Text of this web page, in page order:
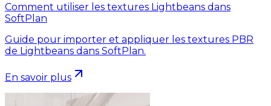
Comment utiliser les textures Lightbeans dans
SoftPlan
Guide pour importer et appliquer les textures PBR
de Lightbeans dans SoftPlan.
En savoir plus